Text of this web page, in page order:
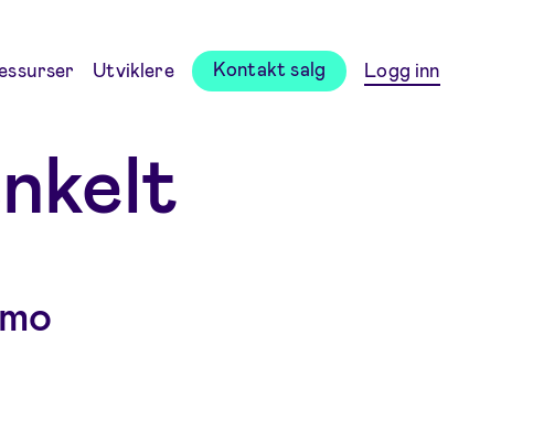
Utviklere Kontakt salg Logg inn